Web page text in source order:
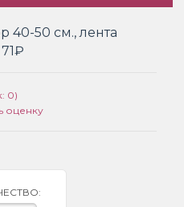
40-50 см., лента
71₽
0)
оценку